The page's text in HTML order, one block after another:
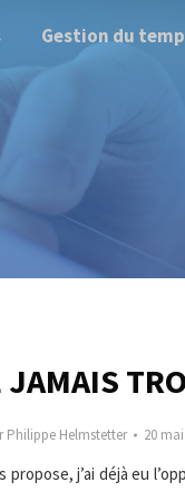
Gestion du
JAMAIS
Philippe Helmstetter 20
j’ai déjà eu